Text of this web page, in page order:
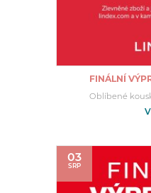
FINÁLNÍ
Oblíbené
03
SRP